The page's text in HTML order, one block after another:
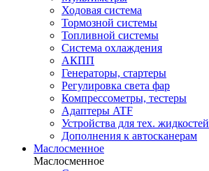
Ходовая система
Тормозной системы
Топливной системы
Система охлаждения
АКПП
Генераторы, стартеры
Регулировка света фар
Компрессометры, тестеры
Адаптеры ATF
Устройства для тех. жидкостей
Дополнения к автосканерам
Маслосменное
Маслосменное